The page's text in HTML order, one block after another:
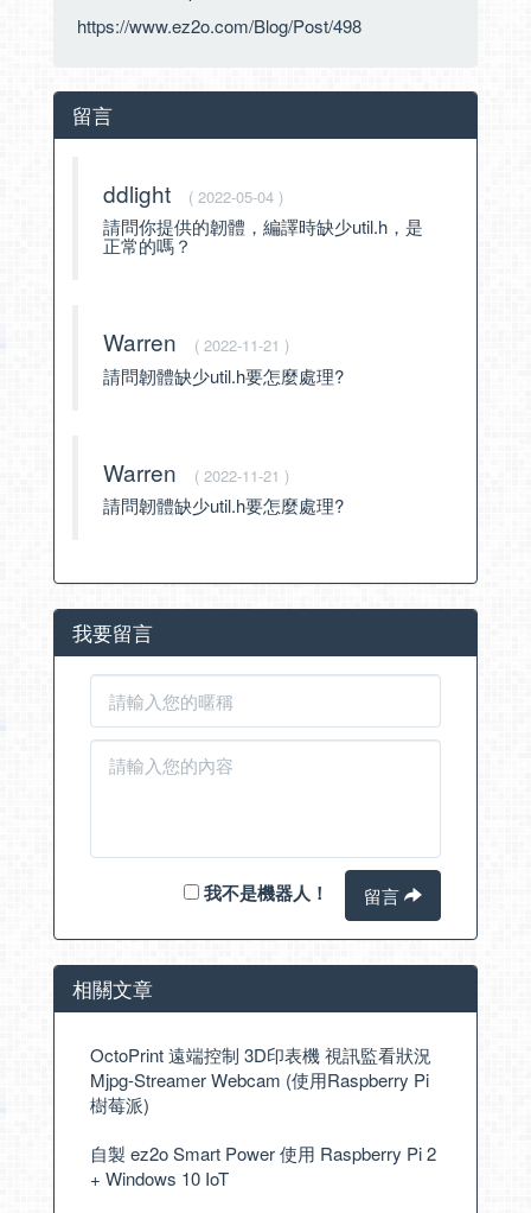
https://www.ez2o.com/Blog/Post/498
留言
ddlight ( 2022-05-04 )
請問你提供的韌體，編譯時缺少util.h，是
正常的嗎？
Warren ( 2022-11-21 )
請問韌體缺少util.h要怎麼處理?
Warren ( 2022-11-21 )
請問韌體缺少util.h要怎麼處理?
我要留言
我不是機器人！ 留言
相關文章
OctoPrint 遠端控制 3D印表機 視訊監看狀況
Mjpg-Streamer Webcam (使用Raspberry Pi
樹莓派)
自製 ez2o Smart Power 使用 Raspberry Pi 2
+ Windows 10 IoT